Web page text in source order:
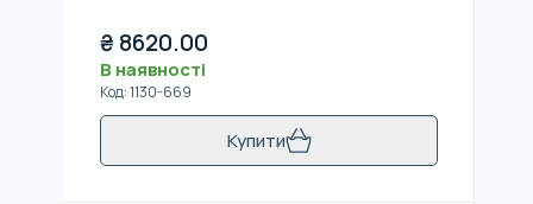
₴ 8620.00
В наявності
Код:1130-669
Купити